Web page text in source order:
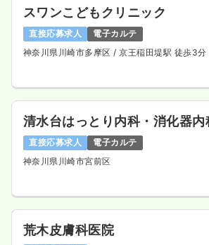
気になる
2交代（常勤）
給与
お問い合わせください
時間 8:30～17:30
4週8休以上
担当業務未経験可
日勤のみ（パート）
スワンこどもクリニック
直接応募求人
電子カルテ
神奈川県川崎市多摩区 / 京王稲田堤駅 徒歩3分
清水台はっとり内科・消化器内
直接応募求人
電子カルテ
神奈川県川崎市宮前区
荒木皮膚科医院